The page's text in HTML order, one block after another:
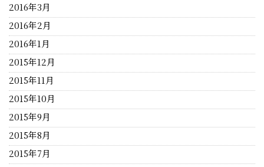
2016年3月
2016年2月
2016年1月
2015年12月
2015年11月
2015年10月
2015年9月
2015年8月
2015年7月